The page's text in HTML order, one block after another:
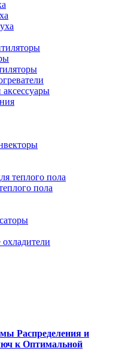
теплого пола
пола
Распределения и
к Оптимальной